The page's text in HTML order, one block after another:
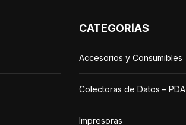
CATEGORÍAS
Accesorios y Consumibles
Colectoras de Datos – PDA
Impresoras